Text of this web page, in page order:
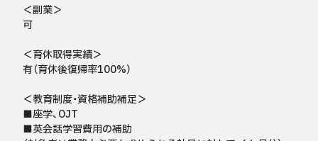
＜副業＞
可
＜育休取得実績＞
有（育休後復帰率100%）
＜教育制度・資格補助補足＞
■座学、OJT
■英会話学習費用の補助